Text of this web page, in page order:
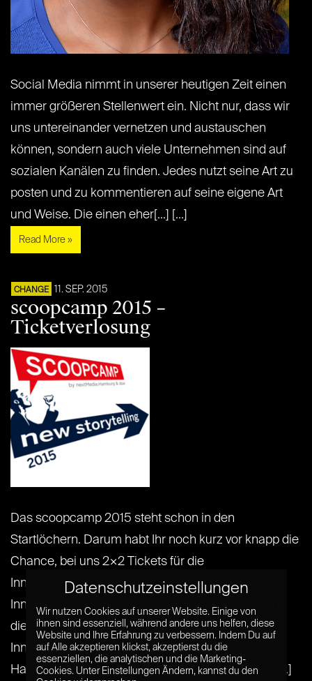
Social Media nimmt in unserer heutigen Zeit einen
immer größeren Stellenwert ein. Nicht nur, dass wir
uns untereinander vernetzen und austauschen
können, sondern auch viele Unternehmen sind auf
sozialen Kanälen zu finden. Jedes nutzt seine Art zu
posten und zu kommentieren auf seine eigene Art
und Weise. Die einen eher[...] [...]
Read More »
CHANGE 11. SEP. 2015
scoopcamp 2015 –
Ticketverlosung
Das scoopcamp 2015 steht schon in den
Startlöchern. Darum habt Ihr noch kurz vor knapp die
Chance, bei uns 2×2 Tickets für die
Innovationskonferenz zu gewinnen! Die
Innovationskonferenz für Onlinemedien lädt auch
dieses Jahr viele Experten, Entscheider und
Innovatoren der IT-und Medienbranche nach
Hamburg ein. Im Mittelpunkt stehen Themen wie[...]
Datenschutzeinstellungen
Wir nutzen Cookies auf unserer Website. Einige von
ihnen sind essenziell, während andere uns helfen, diese
Website und Ihre Erfahrung zu verbessern. Indem Du auf
auf Alle akzeptieren klickst, akzeptierst du die
essenziellen, die analytischen und die Marketing-
Cookies. Unter Einstellungen Ändern, kannst du den